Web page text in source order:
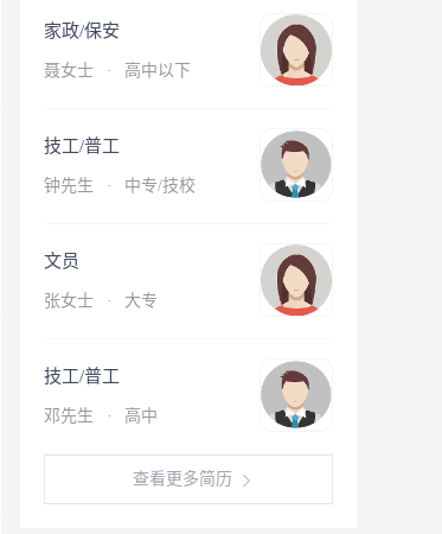
家政/保安
聂女士 · 高中以下
技工/普工
钟先生 · 中专/技校
文员
张女士 · 大专
技工/普工
邓先生 · 高中
查看更多简历